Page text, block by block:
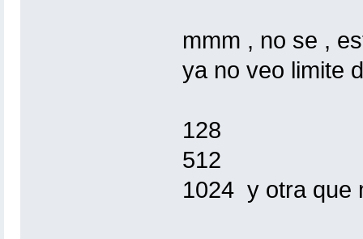
mmm , no se ,
ya no veo limite
128
512
1024 y otra que